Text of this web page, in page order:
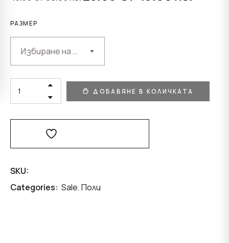
РАЗМЕР
Избиране на възможност
GIRL
ДОБАВЯНЕ В КОЛИЧКАТА
SKU:
Categories: Sale, Поли